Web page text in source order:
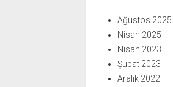
Ağustos 2025
Nisan 2025
Nisan 2023
Şubat 2023
Aralık 2022